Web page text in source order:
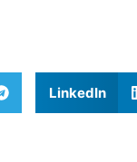
LinkedIn